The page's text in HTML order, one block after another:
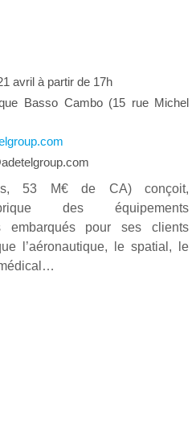
avril à partir de 17h
Basso Cambo (15 rue Michel
53 M€ de CA) conçoit,
des équipements
embarqués pour ses clients
l’aéronautique, le spatial, le